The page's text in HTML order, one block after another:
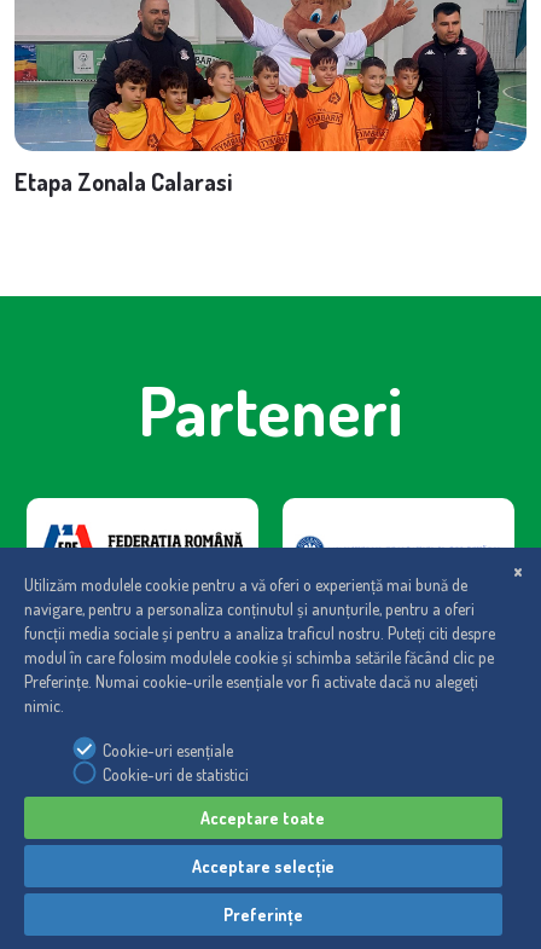
Etapa Zonala Calarasi
Parteneri
Politica de cookies |